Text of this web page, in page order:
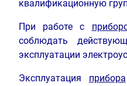
квалификационную
При работе с
соблюдать
эксплуатации
Эксплуатация прибора